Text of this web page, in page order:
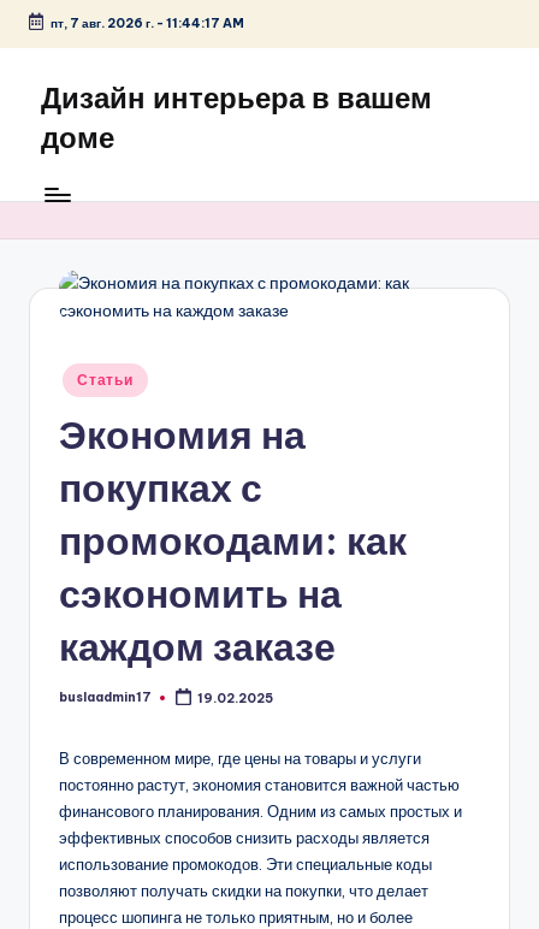
Перейти
содержимому
пт, 7 авг. 2026 г.- 11:44:18 AM
Дизайн интерьера в вашем
доме
Опубликовано
Статьи
Экономия на
покупках с
промокодами: как
сэкономить на
каждом заказе
Запись
buslaadmin17 19.02.2025
В современном мире, где цены на товары и услуги
постоянно растут, экономия становится важной частью
финансового планирования. Одним из самых простых и
эффективных способов снизить расходы является
использование промокодов. Эти специальные коды
позволяют получать скидки на покупки, что делает
процесс шопинга не только приятным, но и более